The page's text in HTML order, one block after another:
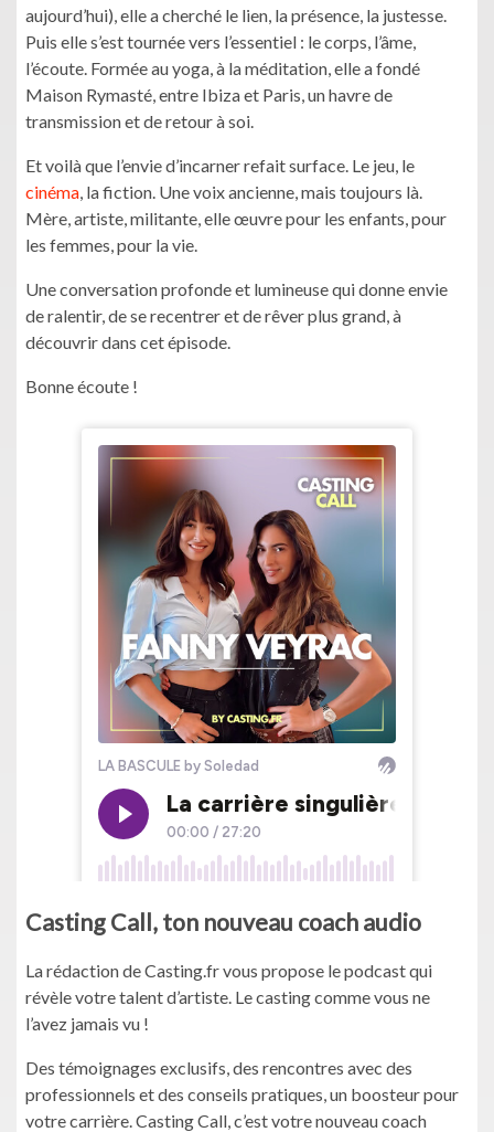
aujourd’hui), elle a cherché le lien, la présence, la justesse.
Puis elle s’est tournée vers l’essentiel : le corps, l’âme,
l’écoute. Formée au yoga, à la méditation, elle a fondé
Maison Rymasté, entre Ibiza et Paris, un havre de
transmission et de retour à soi.
Et voilà que l’envie d’incarner refait surface. Le jeu, le
cinéma, la fiction. Une voix ancienne, mais toujours là.
Mère, artiste, militante, elle œuvre pour les enfants, pour
les femmes, pour la vie.
Une conversation profonde et lumineuse qui donne envie
de ralentir, de se recentrer et de rêver plus grand, à
découvrir dans cet épisode.
Bonne écoute !
Casting Call, ton nouveau coach audio
La rédaction de Casting.fr vous propose le podcast qui
révèle votre talent d’artiste. Le casting comme vous ne
l’avez jamais vu !
Des témoignages exclusifs, des rencontres avec des
professionnels et des conseils pratiques, un boosteur pour
votre carrière. Casting Call, c’est votre nouveau coach